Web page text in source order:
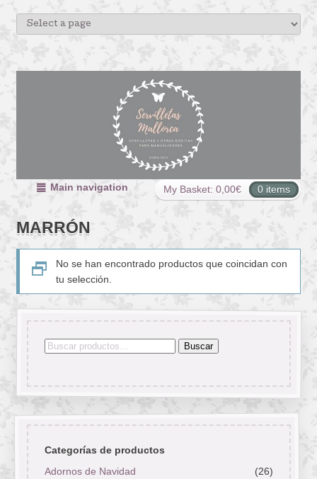
My Basket: 0,00€ 0 items
Main navigation
MARRÓN
No se han encontrado productos que coincidan con
tu selección.
Buscar
Buscar
Categorías de productos
Adornos de Navidad
(26)